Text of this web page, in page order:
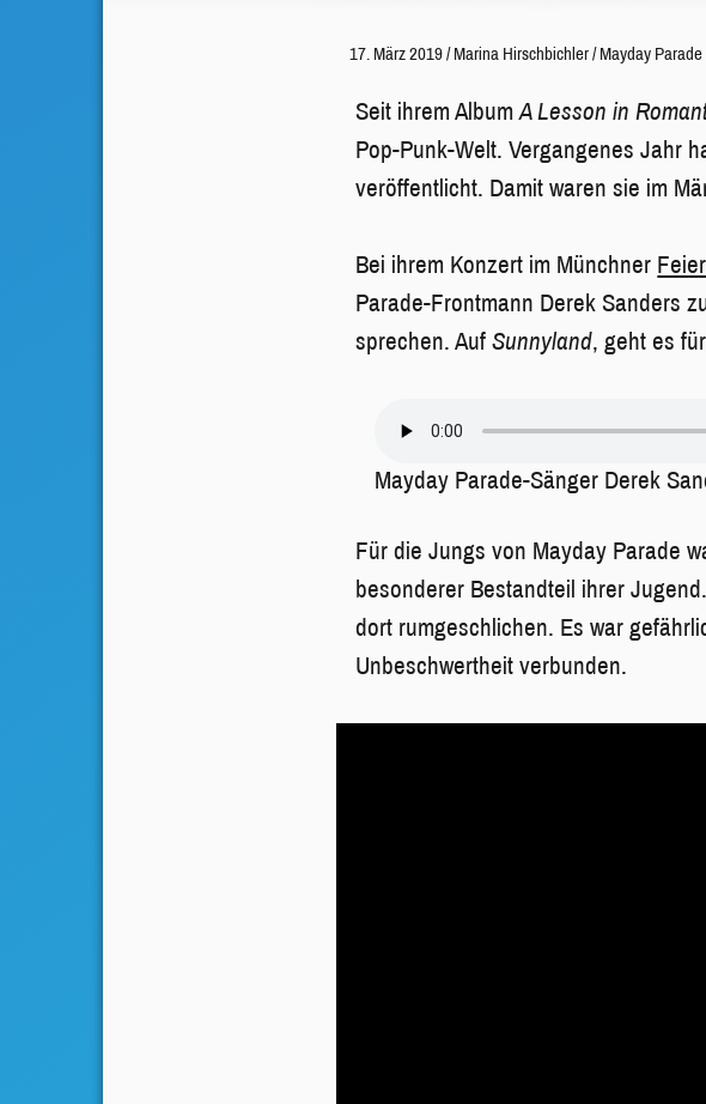
17. März 2019/Marina Hirschbichler/Mayday
Seit ihrem AlbumA Lesson in
Pop-Punk-Welt. Vergangenes Jahr
veröffentlicht. Damit waren sie im
Bei ihrem Konzert im Münchner
Parade-Frontmann Derek Sanders
sprechen. AufSunnyland, geht es
Mayday Parade-Sänger Derek
Für die Jungs von Mayday Parade
besonderer Bestandteil ihrer
dort rumgeschlichen. Es war
Unbeschwertheit verbunden.